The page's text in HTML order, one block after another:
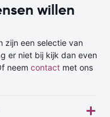
willen
zijn een selectie van
er niet bij kijk dan even
neem contact met ons